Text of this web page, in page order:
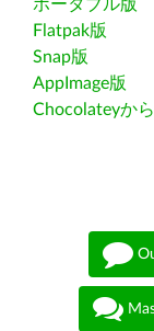
ポータブル版
Flatpak版
Snap版
AppImage版
Chocolateyか